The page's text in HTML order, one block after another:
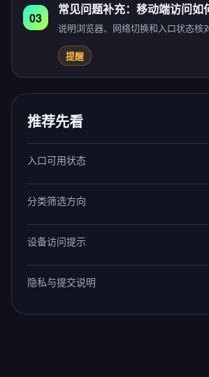
03
常见问题补充：移动端访问如
说明浏览器、网络切换和入口状态核
提醒
推荐先看
入口可用状态
分类筛选方向
设备访问提示
隐私与提交说明